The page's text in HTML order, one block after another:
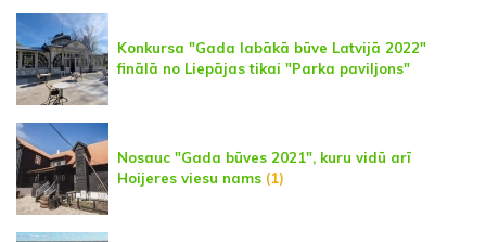
Konkursa "Gada labākā būve Latvijā 2022"
finālā no Liepājas tikai "Parka paviljons"
Nosauc "Gada būves 2021", kuru vidū arī
Hoijeres viesu nams (1)